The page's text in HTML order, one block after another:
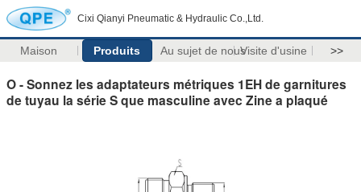
Cixi Qianyi Pneumatic & Hydraulic Co.,Ltd.
Maison Produits Au sujet de nousVisite d'usine >>
O - Sonnez les adaptateurs métriques 1EH de garnitures
de tuyau la série S que masculine avec Zine a plaqué